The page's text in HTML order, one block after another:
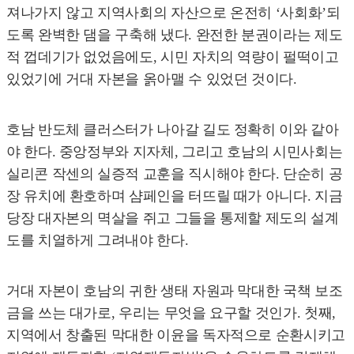
져나가지 않고 지역사회의 자산으로 온전히 ‘사회화’되
도록 완벽한 댐을 구축해 냈다. 완전한 분권이라는 제도
적 껍데기가 없었음에도, 시민 자치의 역량이 펄떡이고
있었기에 거대 자본을 옭아맬 수 있었던 것이다.
호남 반도체 클러스터가 나아갈 길도 정확히 이와 같아
야 한다. 중앙정부와 지자체, 그리고 호남의 시민사회는
실리콘 작센의 실증적 교훈을 직시해야 한다. 단순히 공
장 유치에 환호하며 샴페인을 터뜨릴 때가 아니다. 지금
당장 대자본의 멱살을 쥐고 그들을 통제할 제도의 설계
도를 치열하게 그려내야 한다.
거대 자본이 호남의 귀한 생태 자원과 막대한 국책 보조
금을 쓰는 대가로, 우리는 무엇을 요구할 것인가. 첫째,
지역에서 창출된 막대한 이윤을 독자적으로 순환시키고